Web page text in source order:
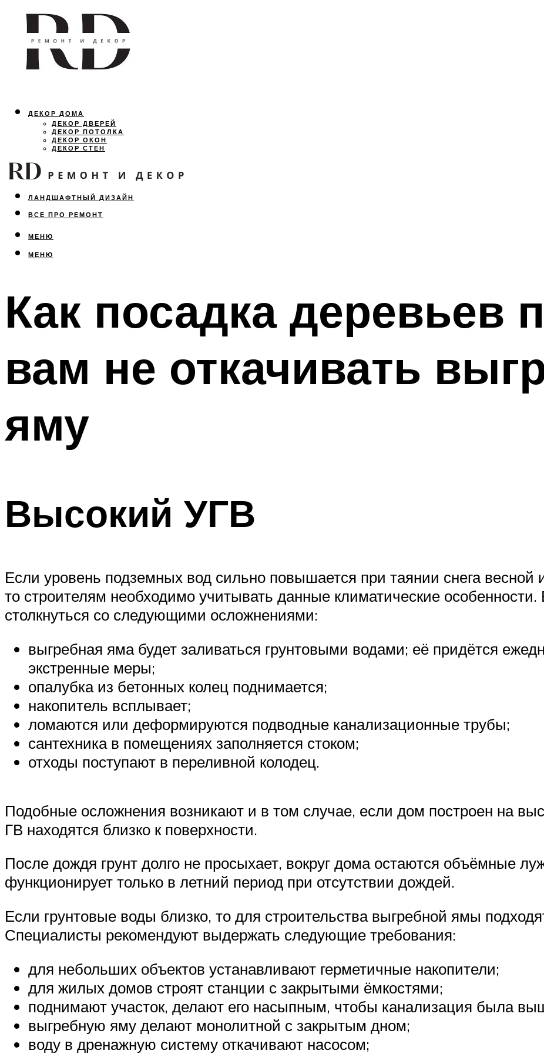
ДЕКОР ДОМА
ДЕКОР ДВЕРЕЙ
ДЕКОР ПОТОЛКА
ДЕКОР ОКОН
ДЕКОР СТЕН
ОСВЕЩЕНИЕ
ДИЗАЙН ИНТЕРЬЕРА
ЛАНДШАФТНЫЙ ДИЗАЙН
ВСЕ ПРО РЕМОНТ
МЕНЮ
МЕНЮ
Как посадка деревьев
вам не откачивать
яму
Высокий УГВ
Если уровень подземных вод сильно повышается при таянии снега
то строителям необходимо учитывать данные климатические
столкнуться со следующими осложнениями:
выгребная яма будет заливаться грунтовыми водами; её придётся
экстренные меры;
опалубка из бетонных колец поднимается;
накопитель всплывает;
ломаются или деформируются подводные канализационные трубы;
сантехника в помещениях заполняется стоком;
отходы поступают в переливной колодец.
Подобные осложнения возникают и в том случае, если дом построен на
ГВ находятся близко к поверхности.
После дождя грунт долго не просыхает, вокруг дома остаются объёмные
функционирует только в летний период при отсутствии дождей.
Если грунтовые воды близко, то для строительства выгребной ямы
Специалисты рекомендуют выдержать следующие требования:
для небольших объектов устанавливают герметичные накопители;
для жилых домов строят станции с закрытыми ёмкостями;
поднимают участок, делают его насыпным, чтобы канализация была
выгребную яму делают монолитной с закрытым дном;
воду в дренажную систему откачивают насосом;